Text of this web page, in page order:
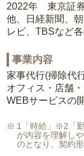
2022年 東京証
他、日経新聞、
レビ、TBSなど
事業内容
家事代行(掃除代
オフィス・店舗
WEBサービスの
1「時給」※2「
が内容を理解し
のとなり、契約